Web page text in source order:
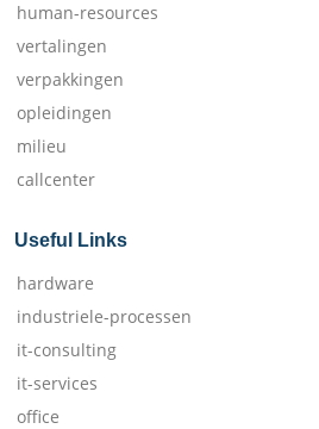
human-resources
vertalingen
verpakkingen
opleidingen
milieu
callcenter
Useful Links
hardware
industriele-processen
it-consulting
it-services
office